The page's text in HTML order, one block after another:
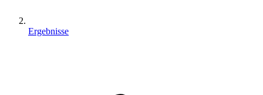
Ergebnisse